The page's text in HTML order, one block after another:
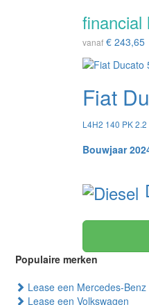
financial
vanaf € 243,65
Fiat
L4H2 140 PK
Bouwjaar
Populaire merken
Lease een Mercedes-Benz
Lease een Volkswagen